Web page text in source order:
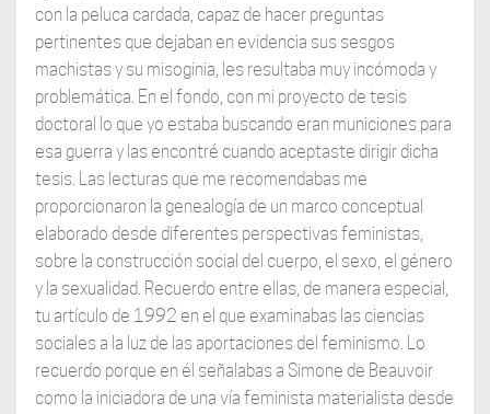
con la peluca cardada, capaz de hacer preguntas
pertinentes que dejaban en evidencia sus sesgos
machistas y su misoginia, les resultaba muy incómoda y
problemática. En el fondo, con mi proyecto de tesis
doctoral lo que yo estaba buscando eran municiones para
esa guerra y las encontré cuando aceptaste dirigir dicha
tesis. Las lecturas que me recomendabas me
proporcionaron la genealogía de un marco conceptual
elaborado desde diferentes perspectivas feministas,
sobre la construcción social del cuerpo, el sexo, el género
y la sexualidad. Recuerdo entre ellas, de manera especial,
tu artículo de 1992 en el que examinabas las ciencias
sociales a la luz de las aportaciones del feminismo. Lo
recuerdo porque en él señalabas a Simone de Beauvoir
como la iniciadora de una vía feminista materialista desde